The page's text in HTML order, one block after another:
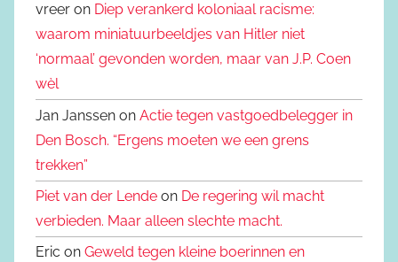
vreer on Diep verankerd koloniaal racisme:
waarom miniatuurbeeldjes van Hitler niet
‘normaal’ gevonden worden, maar van J.P. Coen
wèl
Jan Janssen on Actie tegen vastgoedbelegger in
Den Bosch. “Ergens moeten we een grens
trekken”
Piet van der Lende on De regering wil macht
verbieden. Maar alleen slechte macht.
Eric on Geweld tegen kleine boerinnen en